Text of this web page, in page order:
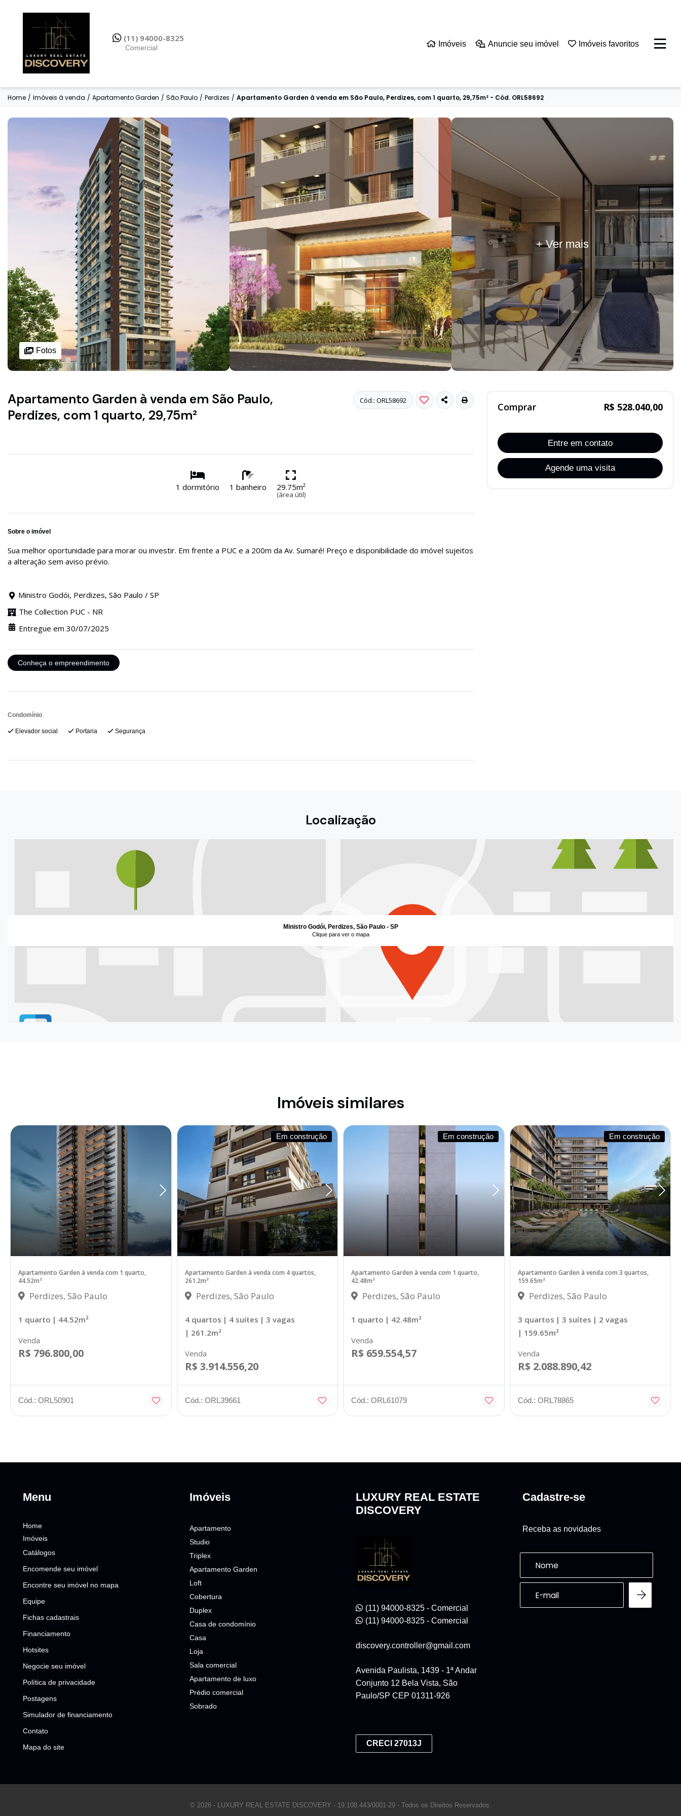
(11) 94000-8325
Comercial
Imóveis Anuncie seu imóvel Imóveis favoritos
Home / Imóveis à venda / Apartamento Garden / São Paulo / Perdizes / Apartamento Garden à venda em São Paulo, Perdizes, com 1 quarto, 29,75m² - Cód. ORL58692
Fotos
+ Ver mais
Cód.: ORL58692
Apartamento Garden à venda em São Paulo,
Perdizes, com 1 quarto, 29,75m²
1 dormitório 1 banheiro 29.75m²
(área útil)
Sobre o imóvel
Sua melhor oportunidade para morar ou investir. Em frente a PUC e a 200m da Av. Sumaré! Preço e disponibilidade do imóvel sujeitos
a alteração sem aviso prévio.
Ministro Godói, Perdizes, São Paulo / SP
The Collection PUC - NR
Entregue em 30/07/2025
Conheça o empreendimento
Condomínio
Elevador social Portaria Segurança
Comprar R$ 528.040,00
Entre em contato
Agende uma visita
Localização
Ministro Godói, Perdizes, São Paulo - SP
Clique para ver o mapa
Imóveis similares
Apartamento Garden à venda com 1 quarto,
44.52m²
Perdizes, São Paulo
1 quarto | 44.52m²
Venda
R$ 796.800,00
Cód.: ORL50901
Em construção
Apartamento Garden à venda com 4 quartos,
261.2m²
Perdizes, São Paulo
4 quartos | 4 suítes | 3 vagas
| 261.2m²
Venda
R$ 3.914.556,20
Cód.: ORL39661
Em construção
Apartamento Garden à venda com 1 quarto,
42.48m²
Perdizes, São Paulo
1 quarto | 42.48m²
Venda
R$ 659.554,57
Cód.: ORL61079
Em construção
Apartamento Garden à venda com 3 quartos,
159.65m²
Perdizes, São Paulo
3 quartos | 3 suítes | 2 vagas
| 159.65m²
Venda
R$ 2.088.890,42
Cód.: ORL78865
Menu
Home
Imóveis
Catálogos
Encomende seu imóvel
Encontre seu imóvel no mapa
Equipe
Fichas cadastrais
Financiamento
Hotsites
Negocie seu imóvel
Política de privacidade
Postagens
Simulador de financiamento
Contato
Mapa do site
Imóveis
Apartamento
Studio
Triplex
Apartamento Garden
Loft
Cobertura
Duplex
Casa de condomínio
Casa
Loja
Sala comercial
Apartamento de luxo
Prédio comercial
Sobrado
LUXURY REAL ESTATE
DISCOVERY
(11) 94000-8325 - Comercial
(11) 94000-8325 - Comercial
discovery.controller@gmail.com
Avenida Paulista, 1439 - 1ª Andar
Conjunto 12 Bela Vista, São
Paulo/SP CEP 01311-926
CRECI 27013J
Cadastre-se
Receba as novidades
© 2026 - LUXURY REAL ESTATE DISCOVERY - 19.108.443/0001-29 - Todos os Direitos Reservados.